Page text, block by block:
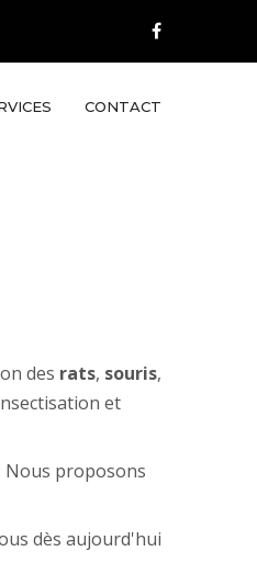
CONTACT
des rats, souris,
et
proposons
dès aujourd'hui